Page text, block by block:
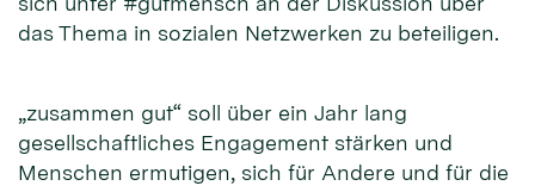
das Thema in sozialen Netzwerken zu beteiligen.
„zusammen gut“ soll über ein Jahr lang
gesellschaftliches Engagement stärken und
Menschen ermutigen, sich für Andere und für die